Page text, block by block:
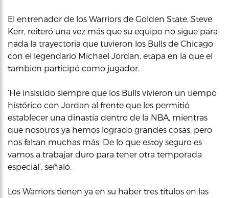
El entrenador de los Warriors de Golden State, Steve
Kerr, reiteró una vez más que su equipo no sigue para
nada la trayectoria que tuvieron los Bulls de Chicago
con el legendario Michael Jordan, etapa en la que el
tambien participó como jugador.
‘He insistido siempre que los Bulls vivieron un tiempo
histórico con Jordan al frente que les permitió
establecer una dinastía dentro de la NBA, mientras
que nosotros ya hemos logrado grandes cosas, pero
nos faltan muchas más. De lo que estoy seguro es
vamos a trabajar duro para tener otra temporada
especial’, señaló.
Los Warriors tienen ya en su haber tres títulos en las